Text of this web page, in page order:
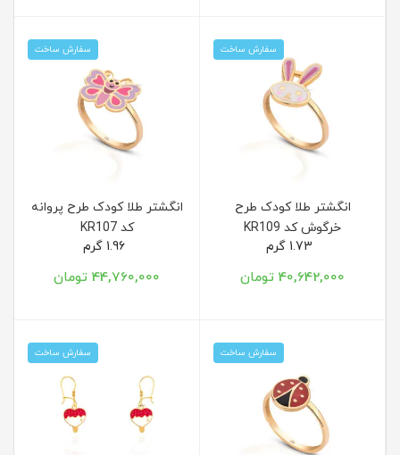
سفارش ساخت
انگشتر طلا کودک طرح
خرگوش کد KR109
40,642,000 تومان
سفارش ساخت
انگشتر طلا کودک طرح پروانه
کد KR107
1.96 گرم
44,760,000 تومان
سفارش ساخت سفارش ساخت